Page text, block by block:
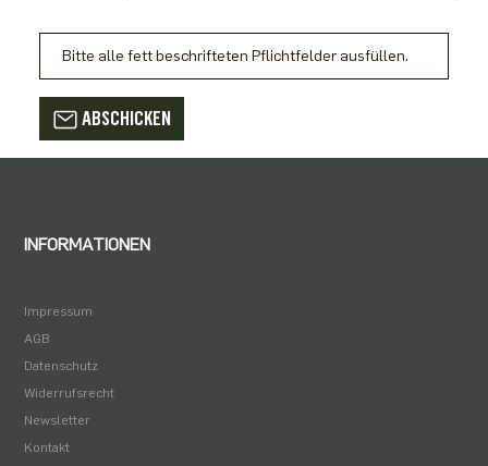
Bitte alle fett beschrifteten Pflichtfelder ausfüllen.
ABSCHICKEN
INFORMATIONEN
Impressum
AGB
Datenschutz
Widerrufsrecht
Newsletter
Kontakt